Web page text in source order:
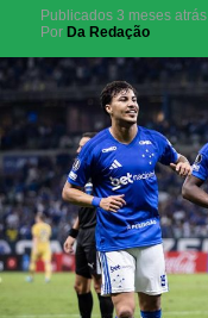
Publicados 3 meses atrás
Por Da Redação